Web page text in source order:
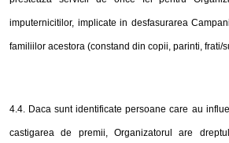
imputernicitilor, implicate in desfasurarea
familiilor acestora (constand din copii, parinti, frati/
4.4. Daca sunt identificate persoane care au
castigarea de premii, Organizatorul are